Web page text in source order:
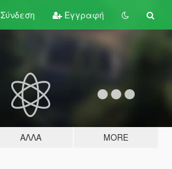
Σύνδεση Εγγραφή
ΆΛΛΑ MORE